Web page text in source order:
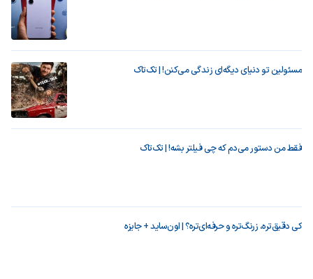
مسئولین تو دنیای دیگه‌ای زندگی می‌کنن! | تک‌تاک
فقط من دستور می‌دم که چی فیلتر بشه! | تک‌تاک
کی دقیق‌تره، زرنگ‌تره و حرفه‌ای‌تره؟ | اون‌ساید + جایزه